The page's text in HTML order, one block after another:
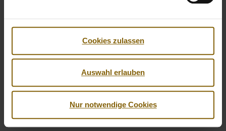
Cookies zulassen
Auswahl erlauben
Nur notwendige Cookies
Facebook
TwitterInstagramYoutubeLinkedIn
© 2026 by Nationale Anti Doping Agentur
Imprint Privacy Policy